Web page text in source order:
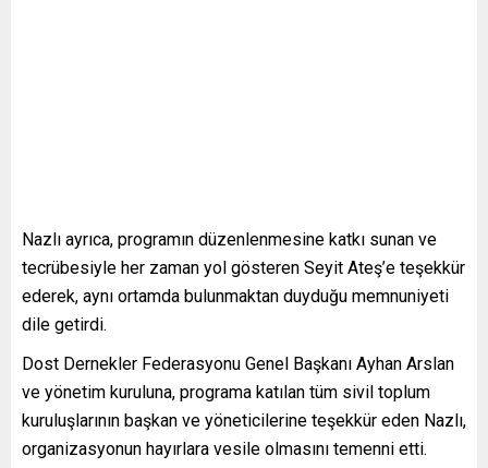
Nazlı ayrıca, programın düzenlenmesine katkı sunan ve
tecrübesiyle her zaman yol gösteren Seyit Ateş’e teşekkür
ederek, aynı ortamda bulunmaktan duyduğu memnuniyeti
dile getirdi.
Dost Dernekler Federasyonu Genel Başkanı Ayhan Arslan
ve yönetim kuruluna, programa katılan tüm sivil toplum
kuruluşlarının başkan ve yöneticilerine teşekkür eden Nazlı,
organizasyonun hayırlara vesile olmasını temenni etti.